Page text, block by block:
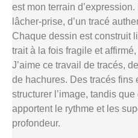
est mon terrain
lâcher-prise, d’un tracé
Chaque dessin est construit
trait à la fois fragile et
J’aime ce travail de tracés,
de hachures. Des tracés fins
structurer l’image, tandis
apportent le rythme et les
profondeur.